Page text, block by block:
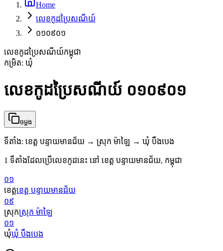
Home
លេខកូដប្រៃសណីយ៍
០១០៩០១
លេខកូដប្រៃសណីយ៍កម្ពុជា
កម្រិត: ឃុំ
លេខកូដប្រៃសណីយ៍ ០១០៩០១
ចម្លង
ទីតាំង: ខេត្ត បន្ទាយមានជ័យ → ស្រុក ម៉ាឡៃ → ឃុំ បឹងបេង
1 ទីតាំងដែលប្រើលេខកូដនេះ នៅ ខេត្ត បន្ទាយមានជ័យ, កម្ពុជា
០១
ខេត្តខេត្ត បន្ទាយមានជ័យ
០៩
ស្រុកស្រុក ម៉ាឡៃ
០១
ឃុំឃុំ បឹងបេង